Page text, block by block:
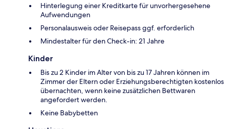
Hinterlegung einer Kreditkarte für unvorhergesehene
Aufwendungen
Personalausweis oder Reisepass ggf. erforderlich
Mindestalter für den Check-in: 21 Jahre
Kinder
Bis zu 2 Kinder im Alter von bis zu 17 Jahren können im
Zimmer der Eltern oder Erziehungsberechtigten kostenlos
übernachten, wenn keine zusätzlichen Bettwaren
angefordert werden.
Keine Babybetten